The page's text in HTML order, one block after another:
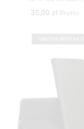
35,00 zł Brutto